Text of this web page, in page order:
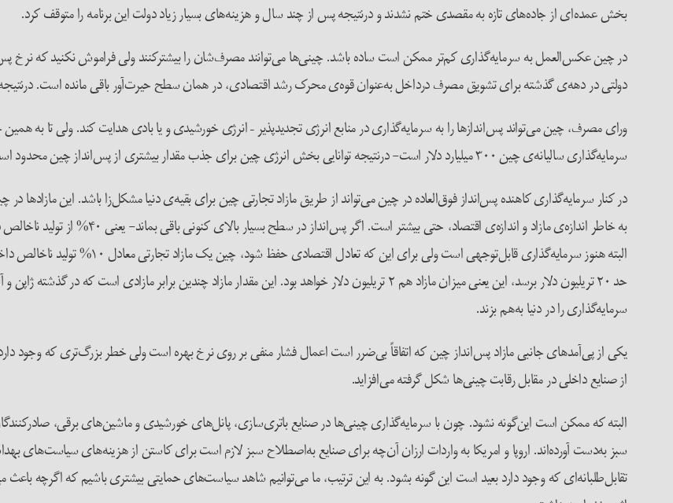
بخش عمده‌ای از جاده‌های تازه به مقصدی ختم نشدند و درنتیجه پس از چند سال و هزینه‌های بسیار زیاد دولت این برنامه را متوقف کرد.
در چین عکس‌العمل به سرمایه‌گذاری کم‌تر ممکن است ساده باشد. چینی‌ها می‌توانند مصرف‌شان را بیشترکنند ولی فراموش نکنید که نرخ
دولتی در دهه‌ی گذشته برای تشویق مصرف درداخل به‌عنوان قوه‌ی محرک رشد اقتصادی، در همان سطح حیرت‌آور باقی مانده است.
ورای مصرف، چین می‌تواند پس‌اندازها را به سرمایه‌گذاری در منابع انرژی تجدیدپذیر – انرژی خورشیدی و یا بادی هدایت کند. ولی تا به
سرمایه‌گذاری سالیانه‌ی چین ۳۰۰ میلیارد دلار است- درنتیجه توانایی بخش انرژی چین برای جذب مقدار بیشتری از پس‌انداز چین محدود است.
در کنار سرمایه‌گذاری کاهنده پس‌انداز فوق‌العاده در چین می‌تواند از طریق مازاد تجارتی چین برای بقیه‌ی دنیا مشکل‌زا باشد. این مازادها در
البته هنوز سرمایه‌گذاری قابل‌توجهی است
حد ۲۰ تریلیون دلار برسد، این یعنی میزان مازاد هم ۲ تریلیون دلار خواهد بود. این مقدار مازاد چندین برابر
سرمایه‌گذاری را در دنیا به‌هم بزند.
یکی از پی‌آمدهای جانبی مازاد پس‌انداز چین که اتفاقاً بی‌ضرر است اعمال فشار منفی بر روی نرخ بهره است ولی خطر بزرگ‌تری که وجود
از صنایع داخلی در مقابل رقابت چینی‌ها شکل گرفته می‌افزاید.
البته که ممکن است این‌گونه نشود. چون با سرمایه‌گذاری چینی‌ها در صنایع باتری‌سازی، پانل‌های خورشیدی و ماشین‌های برقی،
سبز به‌دست آورده‌اند. اروپا و امریکا به واردات ارزان آن‌چه برای صنایع به‌اصطلاح سبز لازم است برای کاستن از هزینه‌های
تقابل‌طلبانه‌ای که وجود دارد بعید است این گونه بشود. به این ترتیب، ما می‌توانیم شاهد سیاست‌های حمایتی بیشتری باشیم که اگرچه